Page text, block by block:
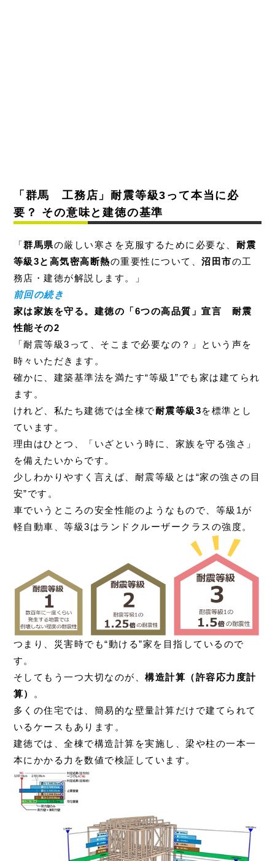
「群馬 工務店」耐震等級3って本当に必
要？ その意味と建徳の基準
「群馬県の厳しい寒さを克服するために必要な、 耐震
等級3と高気密高断熱の重要性について、沼田市の工
務店・建徳が解説します。」
前回の続き
家は家族を守る。 建徳の「6つの高品質」宣言 耐震
性能その2
「耐震等級3って、そこまで必要なの？」という声を
時々いただきます。
確かに、建築基準法を満たす“等級1”でも家は建てられ
ます。
けれど、私たち建徳では全棟で耐震等級3を標準とし
ています。
理由はひとつ、「いざという時に、家族を守る強さ」
を備えたいからです。
少しわかりやすく言えば、耐震等級とは“家の強さの目
安”です。
車でいうところの安全性能のようなもので、等級1が
軽自動車、等級3はランドクルーザークラスの強度。
つまり、災害時でも“動ける”家を目指しているので
す。
そしてもう一つ大切なのが、構造計算（許容応力度計
算）
。
多くの住宅では、簡易的な壁量計算だけで建てられて
いるケースもあります。
建徳では、全棟で構造計算を実施し、梁や柱の一本一
本にかかる力を数値で検証しています。